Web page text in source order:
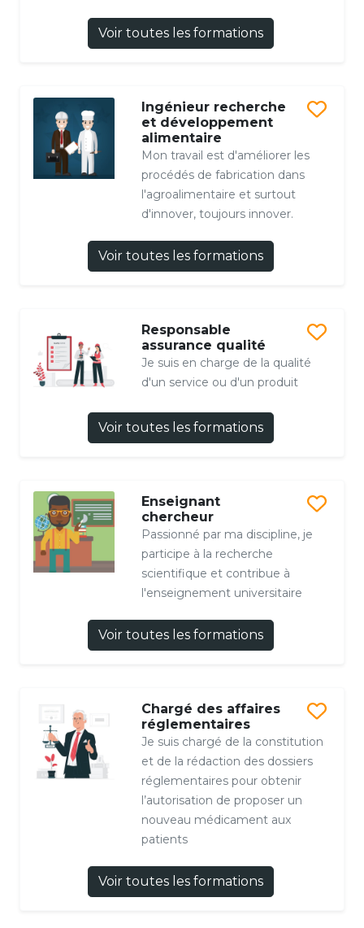
Voir toutes les formations
Ingénieur recherche
et développement
alimentaire
Mon travail est d'améliorer les
procédés de fabrication dans
l'agroalimentaire et surtout
d'innover, toujours innover.
Voir toutes les formations
Responsable
assurance qualité
Je suis en charge de la qualité
d'un service ou d'un produit
Voir toutes les formations
Enseignant
chercheur
Passionné par ma discipline, je
participe à la recherche
scientifique et contribue à
l'enseignement universitaire
Voir toutes les formations
Chargé des affaires
réglementaires
Je suis chargé de la constitution
et de la rédaction des dossiers
réglementaires pour obtenir
l’autorisation de proposer un
nouveau médicament aux
patients
Voir toutes les formations